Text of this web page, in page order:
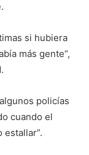
si hubiera
más gente“,
policías
cuando el